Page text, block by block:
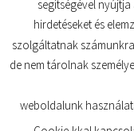
© TUDATKULCS 2026
segítségével
hirdetéseket és
szolgáltatnak
de nem tárolnak
weboldalunk